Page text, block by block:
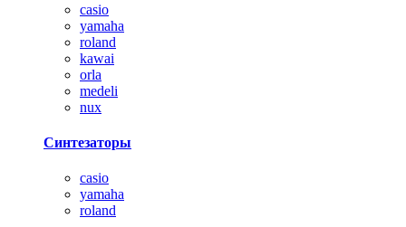
casio
yamaha
roland
kawai
orla
medeli
nux
Синтезаторы
casio
yamaha
roland